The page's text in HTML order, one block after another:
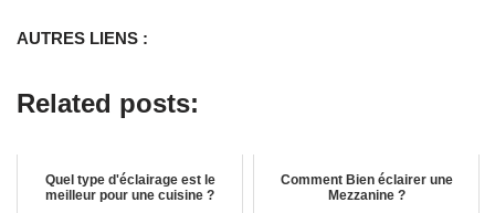
AUTRES LIENS :
Related posts:
Quel type d'éclairage est le
meilleur pour une cuisine ?
Comment Bien éclairer une
Mezzanine ?